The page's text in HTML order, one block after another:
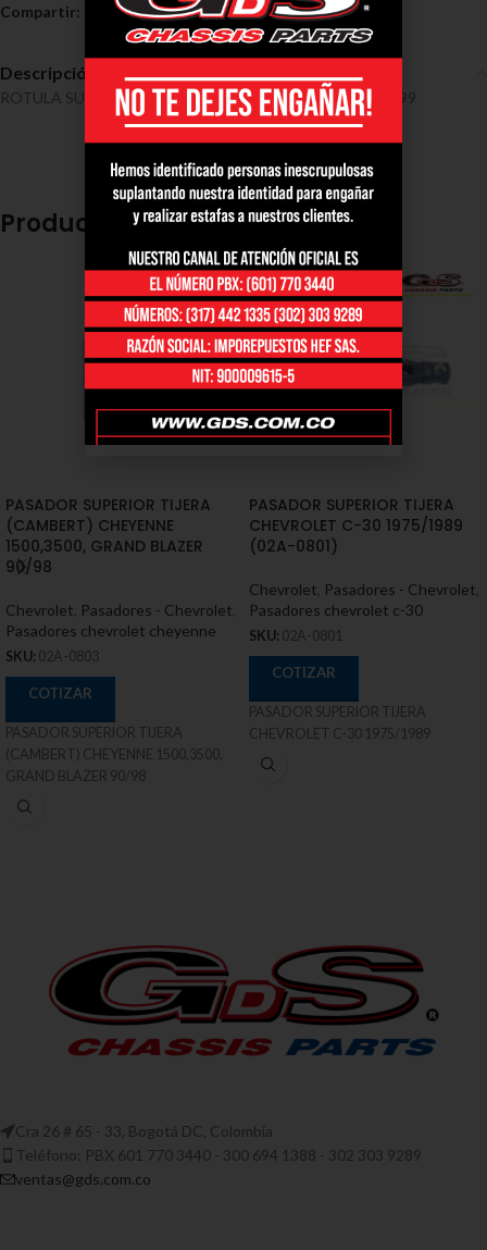
Compartir:
Descripción
ROTULA SUPERIOR CHEYENNE C-1500 4X2 4X4 1990/1999
Productos relacionados
PASADOR SUPERIOR TIJERA
(CAMBERT) CHEYENNE
1500,3500, GRAND BLAZER
90/98
Chevrolet Pasadores - Chevrolet
Pasadores chevrolet cheyenne
SKU: 02A-0803
COTIZAR
PASADOR SUPERIOR TIJERA
(CAMBERT) CHEYENNE 1500,3500,
GRAND BLAZER 90/98
PASADOR SUPERIOR TIJERA
CHEVROLET C-30 1975/1989
(02A-0801)
Chevrolet Pasadores - Chevrolet
Pasadores chevrolet c-30
SKU: 02A-0801
COTIZAR
PASADOR SUPERIOR TIJERA
CHEVROLET C-30 1975/1989
Cra 26 # 65 - 33, Bogotá DC, Colombia
Teléfono: PBX 601 770 3440 - 300 694 1388 - 302 303 9289
ventas@gds.com.co